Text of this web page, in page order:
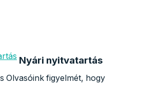
Nyári nyitvatartás
Olvasóink figyelmét, hogy